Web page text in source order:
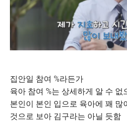
집안일 참여 %라든가
육아 참여 %는 상세하게 알 수 없
본인이 본인 입으로 육아에 꽤 많
것으로 보아 김구라는 아닐 듯함